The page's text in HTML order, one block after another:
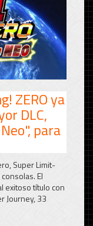
ZERO ya
DLC,
para
Super Limit-
El
exitoso título con
Journey, 33